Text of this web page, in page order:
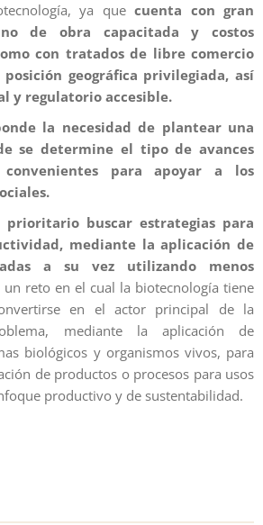
ya que cuenta con gran
de obra capacitada y costos
con tratados de libre comercio
geográfica privilegiada, así
y regulatorio accesible.
la necesidad de plantear una
se determine el tipo de avances
convenientes para apoyar a los
prioritario buscar estrategias para
mediante la aplicación de
a su vez utilizando menos
un reto en el cual la biotecnología tiene
en el actor principal de la
mediante la aplicación de
biológicos y organismos vivos, para
de productos o procesos para usos
productivo y de sustentabilidad.